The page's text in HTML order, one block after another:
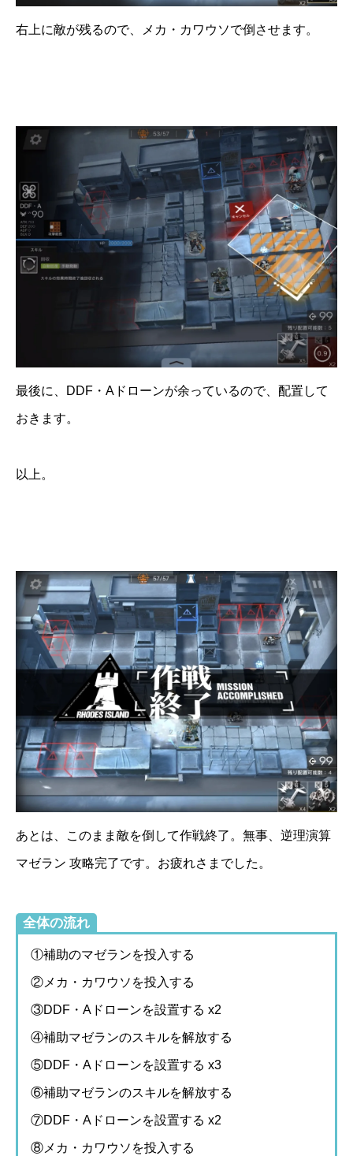
右上に敵が残るので、メカ・カワウソで倒させます。
最後に、DDF・Aドローンが余っているので、配置して
おきます。
以上。
あとは、このまま敵を倒して作戦終了。無事、逆理演算
マゼラン 攻略完了です。お疲れさまでした。
全体の流れ
①補助のマゼランを投入する
②メカ・カワウソを投入する
③DDF・Aドローンを設置する x2
④補助マゼランのスキルを解放する
⑤DDF・Aドローンを設置する x3
⑥補助マゼランのスキルを解放する
⑦DDF・Aドローンを設置する x2
⑧メカ・カワウソを投入する